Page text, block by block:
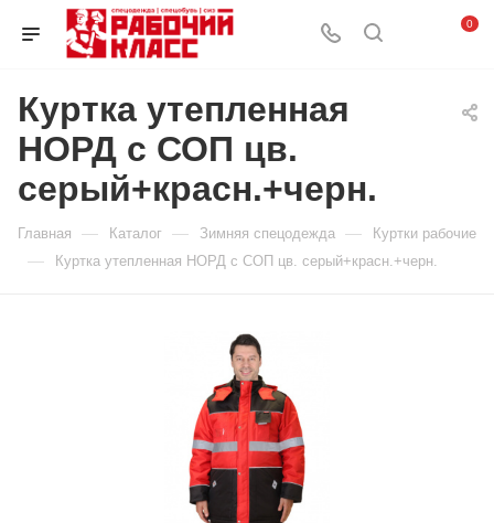
0
Куртка утепленная
НОРД с СОП цв.
серый+красн.+черн.
Главная — Каталог — Зимняя спецодежда — Куртки рабочие
— Куртка утепленная НОРД с СОП цв. серый+красн.+черн.